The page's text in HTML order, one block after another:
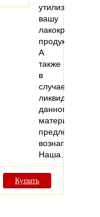
утилизацию
вашу
лакокрасочную
продукцию.
А
также
в
случае
ликвидности
данного
материала
предложит
Наша…
Купить